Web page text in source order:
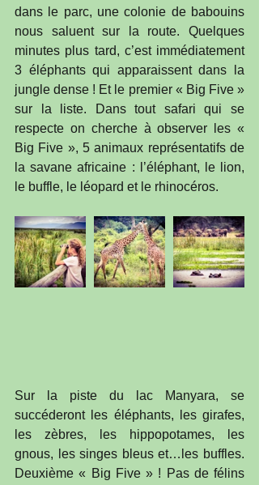
dans le parc, une colonie de babouins
nous saluent sur la route. Quelques
minutes plus tard, c’est immédiatement
3 éléphants qui apparaissent dans la
jungle dense ! Et le premier « Big Five »
sur la liste. Dans tout safari qui se
respecte on cherche à observer les «
Big Five », 5 animaux représentatifs de
la savane africaine : l’éléphant, le lion,
le buffle, le léopard et le rhinocéros.
Sur la piste du lac Manyara, se
succéderont les éléphants, les girafes,
les zèbres, les hippopotames, les
gnous, les singes bleus et…les buffles.
Deuxième « Big Five » ! Pas de félins